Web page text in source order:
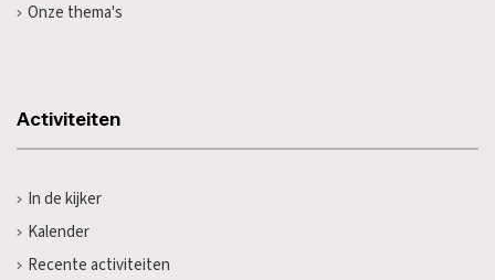
Onze thema's
Activiteiten
In de kijker
Kalender
Recente activiteiten